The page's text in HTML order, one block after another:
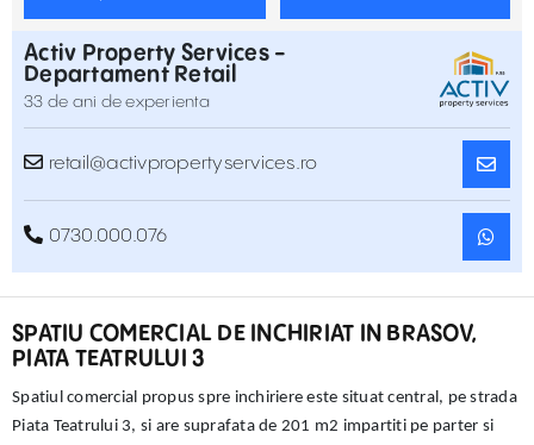
Activ Property Services -
Departament Retail
33 de ani de experienta
retail@activpropertyservices.ro
0730.000.076
SPATIU COMERCIAL DE INCHIRIAT IN BRASOV,
PIATA TEATRULUI 3
Spatiul comercial propus spre inchiriere este situat central, pe strada
Piata Teatrului 3, si are suprafata de 201 m2 impartiti pe parter si